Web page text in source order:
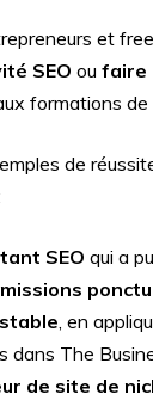
et
SEO ou faire
formations de
de
SEO qui a
, en
dans The
de site de